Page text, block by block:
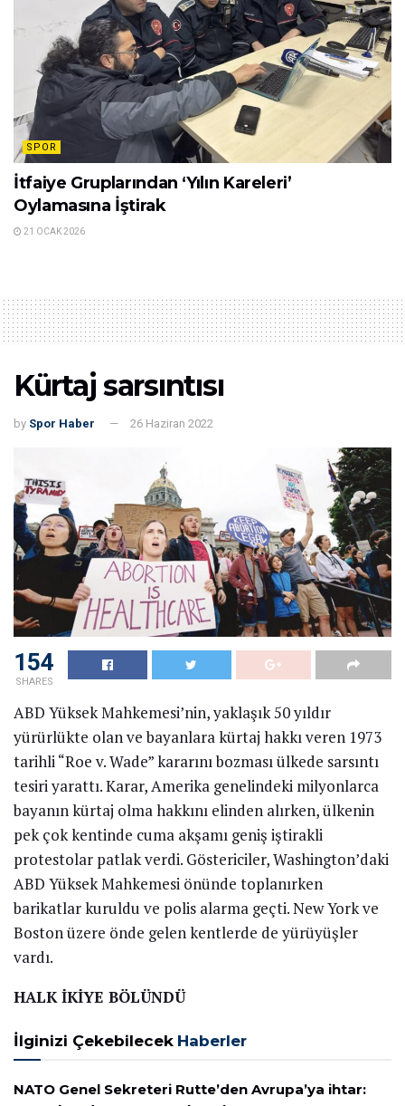
SPOR
İtfaiye Gruplarından ‘Yılın Kareleri’
Oylamasına İştirak
21 OCAK 2026
Kürtaj sarsıntısı
by Spor Haber 26 Haziran 2022
154
SHARES
ABD Yüksek Mahkemesi’nin, yaklaşık 50 yıldır
yürürlükte olan ve bayanlara kürtaj hakkı veren 1973
tarihli “Roe v. Wade” kararını bozması ülkede sarsıntı
tesiri yarattı. Karar, Amerika genelindeki milyonlarca
bayanın kürtaj olma hakkını elinden alırken, ülkenin
pek çok kentinde cuma akşamı geniş iştirakli
protestolar patlak verdi. Göstericiler, Washington’daki
ABD Yüksek Mahkemesi önünde toplanırken
barikatlar kuruldu ve polis alarma geçti. New York ve
Boston üzere önde gelen kentlerde de yürüyüşler
vardı.
HALK İKİYE BÖLÜNDÜ
İlginizi Çekebilecek Haberler
NATO Genel Sekreteri Rutte’den Avrupa’ya ihtar: